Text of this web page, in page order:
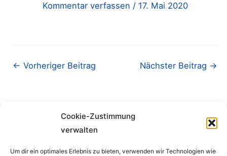
Cookie-Zustimmung
verwalten
Um dir ein optimales Erlebnis zu bieten, verwenden wir Technologien wie
Kommentar verfassen / 17. Mai 2020
← Vorheriger Beitrag Nächster Beitrag →